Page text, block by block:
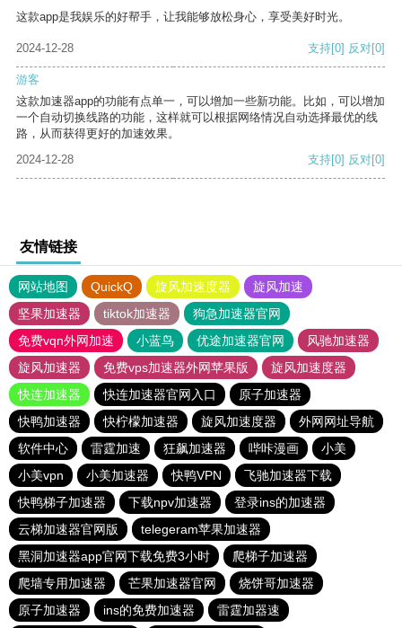
这款app是我娱乐的好帮手，让我能够放松身心，享受美好时光。
2024-12-28 支持[0] 反对[0]
游客
这款加速器app的功能有点单一，可以增加一些新功能。比如，可以增加
一个自动切换线路的功能，这样就可以根据网络情况自动选择最优的线
路，从而获得更好的加速效果。
2024-12-28
支持[0] 反对[0]
友情链接
网站地图 QuickQ 旋风加速度器
旋风加速
坚果加速器
tiktok加速器
狗急加速器官网
免费vqn外网加速
小蓝鸟 优途加速器官网
风驰加速器
旋风加速器
免费vps加速器外网苹果版
旋风加速度器
快连加速器
快连加速器官网入口
原子加速器
快鸭加速器
快柠檬加速器 旋风加速度器
外网网址导航
软件中心
雷霆加速 狂飙加速器 哔咔漫画
小美
小美vpn
小美加速器 快鸭VPN
飞驰加速器下载
快鸭梯子加速器
下载npv加速器
登录ins的加速器
云梯加速器官网版
telegeram苹果加速器
黑洞加速器app官网下载免费3小时
爬梯子加速器
爬墙专用加速器
芒果加速器官网
烧饼哥加速器
原子加速器
ins的免费加速器 雷霆加器速